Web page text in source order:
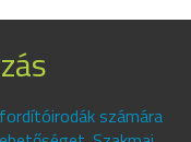
számára